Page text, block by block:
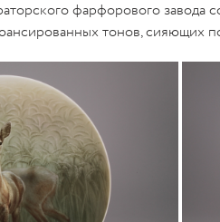
фарфорового завода
тонов, сияющих